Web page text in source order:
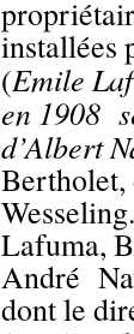
installées
(Emile
en 1908
d’Albert
Bertholet,
Lafuma,
André
dont le